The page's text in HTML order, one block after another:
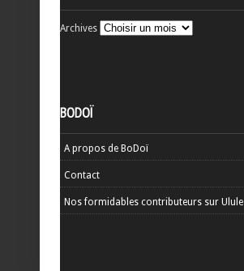
Archives
BODOÏ
A propos de BoDoï
Contact
Nos formidables contributeurs sur Ulule